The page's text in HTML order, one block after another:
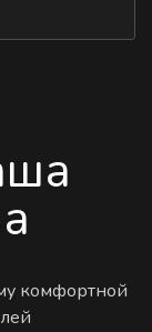
комфортной